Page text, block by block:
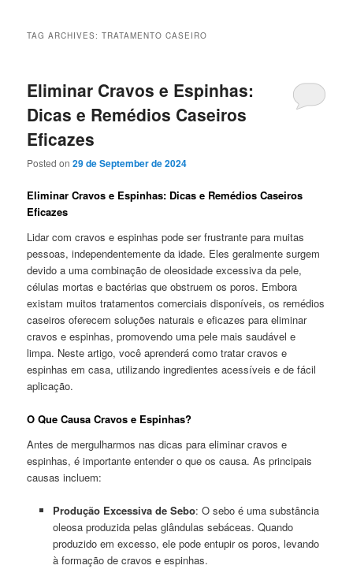
TAG ARCHIVES:TRATAMENTO CASEIRO
Eliminar Cravos e Espinhas:
Dicas e Remédios Caseiros
Eficazes
Posted on29 de September de 2024
Eliminar Cravos e Espinhas: Dicas e Remédios Caseiros
Eficazes
Lidar com cravos e espinhas pode ser frustrante para muitas
pessoas, independentemente da idade. Eles geralmente surgem
devido a uma combinação de oleosidade excessiva da pele,
células mortas e bactérias que obstruem os poros. Embora
existam muitos tratamentos comerciais disponíveis, os remédios
caseiros oferecem soluções naturais e eficazes para eliminar
cravos e espinhas, promovendo uma pele mais saudável e
limpa. Neste artigo, você aprenderá como tratar cravos e
espinhas em casa, utilizando ingredientes acessíveis e de fácil
aplicação.
O Que Causa Cravos e Espinhas?
Antes de mergulharmos nas dicas para eliminar cravos e
espinhas, é importante entender o que os causa. As principais
causas incluem:
Produção Excessiva de Sebo: O sebo é uma substância
oleosa produzida pelas glândulas sebáceas. Quando
produzido em excesso, ele pode entupir os poros, levando
à formação de cravos e espinhas.